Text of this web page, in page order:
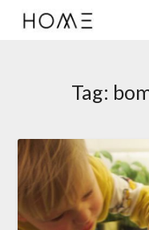
Tag: